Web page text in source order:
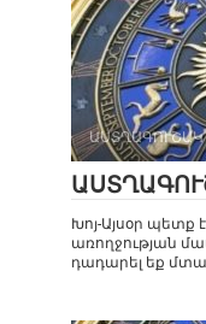
ԱՍՏՂԱԳՈՒՇԱԿ
Խոյ-Այսօր
առողջության
դադարել եք